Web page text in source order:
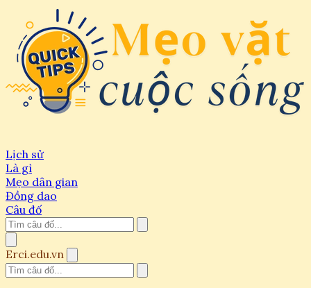
Lịch sử
Là gì
Mẹo dân gian
Đồng dao
Câu đố
Erci.edu.vn